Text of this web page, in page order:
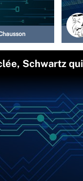
Schwartz